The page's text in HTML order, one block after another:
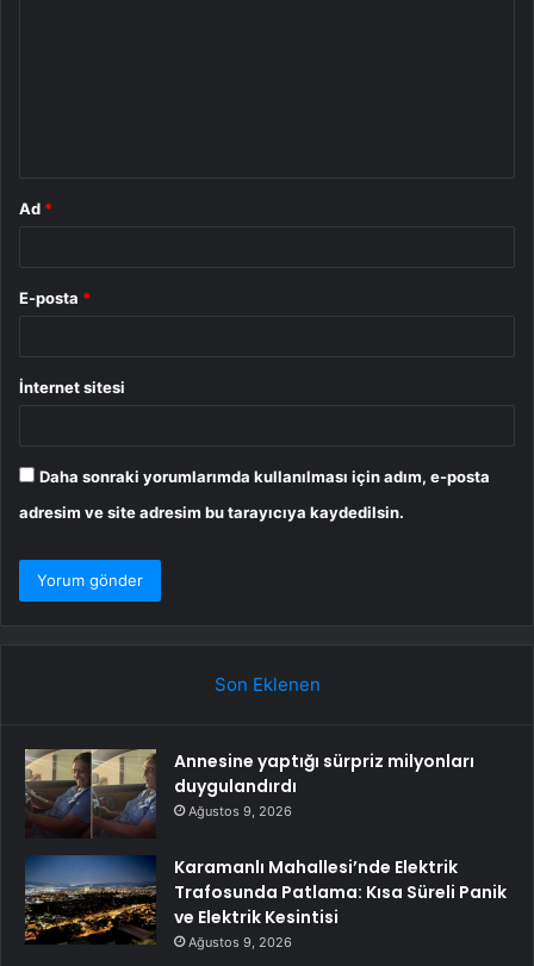
Ad *
E-posta *
İnternet sitesi
Daha sonraki yorumlarımda kullanılması için adım, e-posta
adresim ve site adresim bu tarayıcıya kaydedilsin.
Son Eklenen
Annesine yaptığı sürpriz milyonları
duygulandırdı
Ağustos 9, 2026
Karamanlı Mahallesi’nde Elektrik
Trafosunda Patlama: Kısa Süreli Panik
ve Elektrik Kesintisi
Ağustos 9, 2026